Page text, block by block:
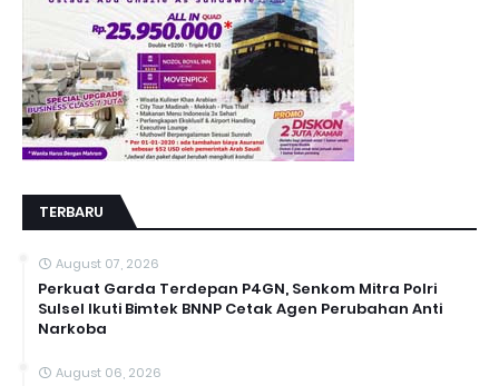
TERBARU
August 07, 2026
Perkuat Garda Terdepan P4GN, Senkom Mitra Polri
Sulsel Ikuti Bimtek BNNP Cetak Agen Perubahan Anti
Narkoba
August 06, 2026